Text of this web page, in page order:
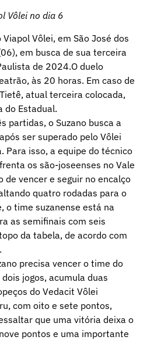
Vôlei no dia 6
Vôlei, em São José dos
em busca de sua terceira
de 2024.O duelo
às 20 horas. Em caso de
atual terceira colocada,
do Estadual.
partidas, o Suzano busca a
ser superado pelo Vôlei
Para isso, a equipe do técnico
os são-joseenses no Vale
de vencer e seguir no encalço
quatro rodadas para o
o time suzanense está na
as semifinais com seis
da tabela, de acordo com
precisa vencer o time do
jogos, acumula duas
do Vedacit Vôlei
com oito e sete pontos,
que uma vitória deixa o
pontos e uma importante